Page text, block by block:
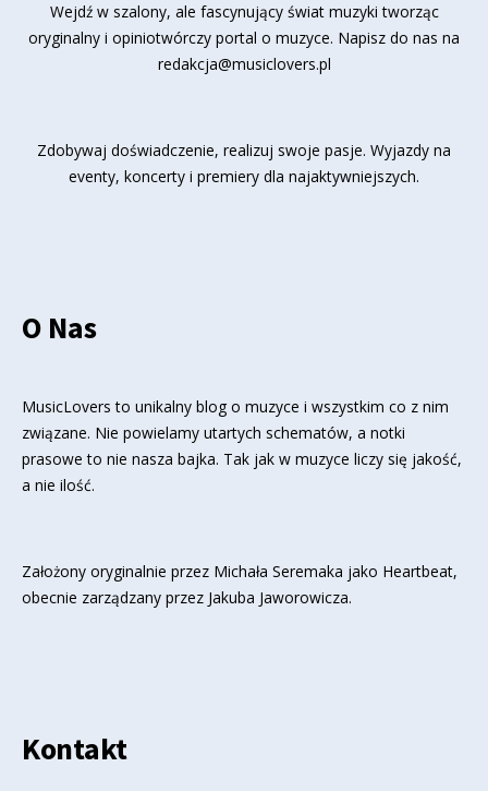
Wejdź w szalony, ale fascynujący świat muzyki tworząc
oryginalny i opiniotwórczy portal o muzyce. Napisz do nas na
redakcja@musiclovers.pl
Zdobywaj doświadczenie, realizuj swoje pasje. Wyjazdy na
eventy, koncerty i premiery dla najaktywniejszych.
O Nas
MusicLovers to unikalny blog o muzyce i wszystkim co z nim
związane. Nie powielamy utartych schematów, a notki
prasowe to nie nasza bajka. Tak jak w muzyce liczy się jakość,
a nie ilość.
Założony oryginalnie przez Michała Seremaka jako Heartbeat,
obecnie zarządzany przez Jakuba Jaworowicza.
Kontakt